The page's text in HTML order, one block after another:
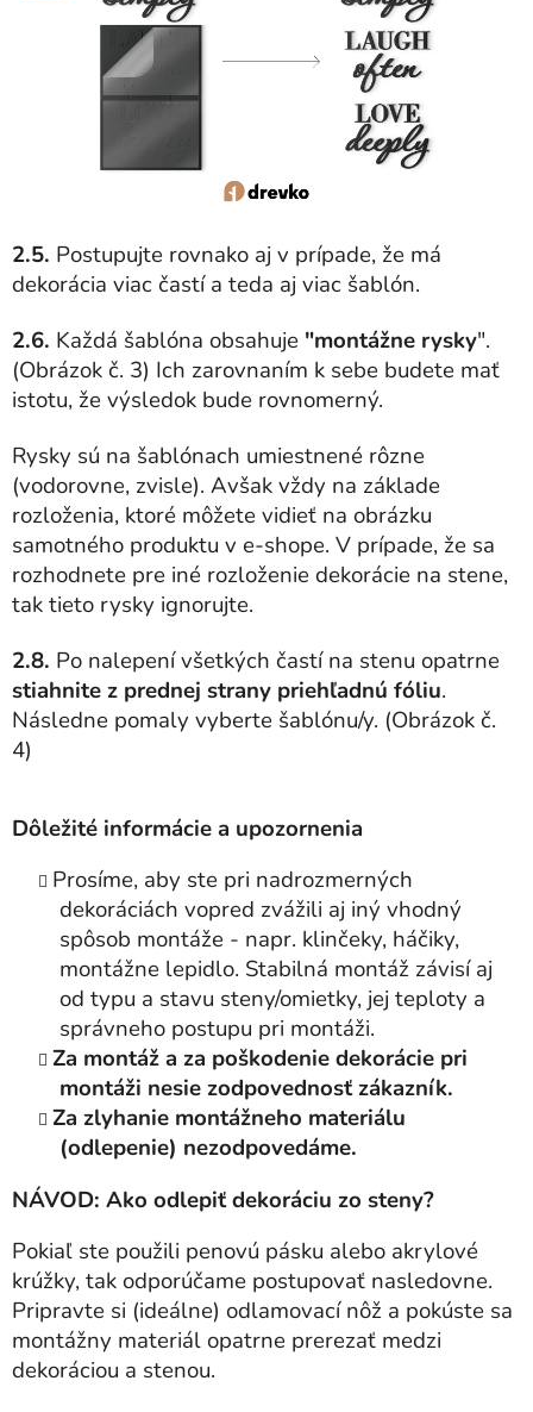
2.5. Postupujte rovnako aj v prípade, že má
dekorácia viac častí a teda aj viac šablón.
2.6. Každá šablóna obsahuje "montážne rysky".
(Obrázok č. 3) Ich zarovnaním k sebe budete mať
istotu, že výsledok bude rovnomerný.
Rysky sú na šablónach umiestnené rôzne
(vodorovne, zvisle). Avšak vždy na základe
rozloženia, ktoré môžete vidieť na obrázku
samotného produktu v e-shope. V prípade, že sa
rozhodnete pre iné rozloženie dekorácie na stene,
tak tieto rysky ignorujte.
2.8. Po nalepení všetkých častí na stenu opatrne
stiahnite z prednej strany priehľadnú fóliu.
Následne pomaly vyberte šablónu/y. (Obrázok č.
4)
Dôležité informácie a upozornenia
Prosíme, aby ste pri nadrozmerných
dekoráciách vopred zvážili aj iný vhodný
spôsob montáže - napr. klinčeky, háčiky,
montážne lepidlo. Stabilná montáž závisí aj
od typu a stavu steny/omietky, jej teploty a
správneho postupu pri montáži.
Za montáž a za poškodenie dekorácie pri
montáži nesie zodpovednosť zákazník.
Za zlyhanie montážneho materiálu
(odlepenie) nezodpovedáme.
NÁVOD: Ako odlepiť dekoráciu zo steny?
Pokiaľ ste použili penovú pásku alebo akrylové
krúžky, tak odporúčame postupovať nasledovne.
Pripravte si (ideálne) odlamovací nôž a pokúste sa
montážny materiál opatrne prerezať medzi
dekoráciou a stenou.